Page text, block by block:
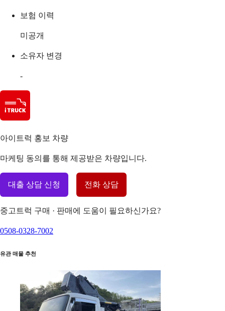
보험 이력
미공개
소유자 변경
-
아이트럭 홍보 차량
마케팅 동의를 통해 제공받은 차량입니다.
대출 상담 신청 전화 상담
중고트럭 구매 · 판매에 도움이 필요하신가요?
0508-0328-7002
유관 매물 추천